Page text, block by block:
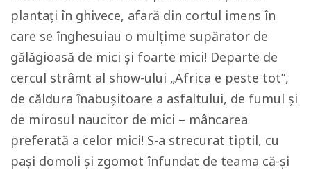
plantați în ghivece, afară din cortul imens în
care se înghesuiau o mulțime supărator de
gălăgioasă de mici și foarte mici! Departe de
cercul strâmt al show-ului „Africa e peste tot”,
de căldura înabușitoare a asfaltului, de fumul și
de mirosul naucitor de mici – mâncarea
preferată a celor mici! S-a strecurat tiptil, cu
pași domoli și zgomot înfundat de teama că-și